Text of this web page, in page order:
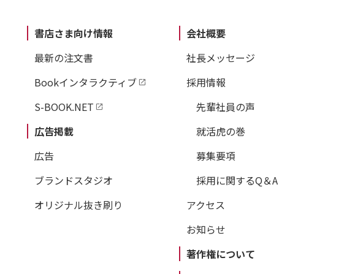
書店さま向け情報
最新の注文書
Bookインタラクティブ
S-BOOK.NET
広告掲載
広告
ブランドスタジオ
オリジナル抜き刷り
会社概要
社長メッセージ
採用情報
先輩社員の声
就活虎の巻
募集要項
採用に関するQ＆A
アクセス
お知らせ
著作権について